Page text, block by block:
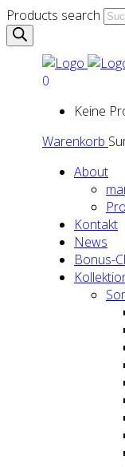
Products search
0
Keine
Warenkorb
About
Kon­takt
News
Bonus-